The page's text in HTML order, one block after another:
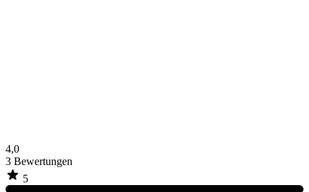
4,0
3 Bewertungen
5